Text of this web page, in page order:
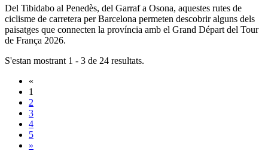
Del Tibidabo al Penedès, del Garraf a Osona, aquestes rutes de
ciclisme de carretera per Barcelona permeten descobrir alguns dels
paisatges que connecten la província amb el Grand Départ del Tour
de França 2026.
S'estan mostrant 1 - 3 de 24 resultats.
«
1
2
3
4
5
»